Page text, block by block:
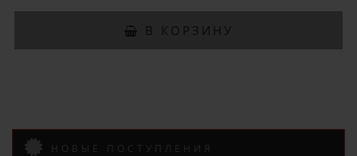
способом, включая online оплату
В КОРЗИНУ
НОВЫЕ ПОСТУПЛЕНИЯ